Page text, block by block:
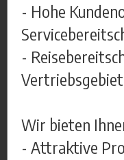
- Hohe
-
Wir bieten
- Attraktive